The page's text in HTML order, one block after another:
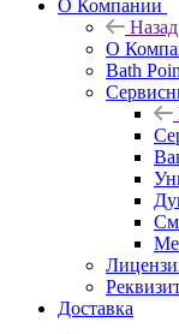
О Компании
Назад
О
Bath
Доставка